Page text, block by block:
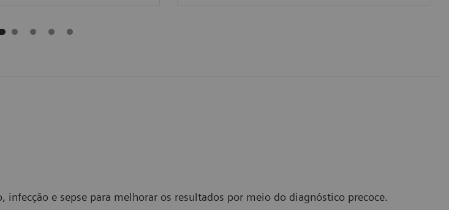
e sepse para melhorar os resultados por meio do diagnóstico precoce.